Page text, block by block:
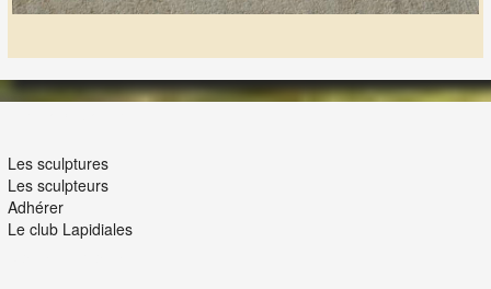
Les sculptures
Les sculpteurs
Adhérer
Le club Lapidiales